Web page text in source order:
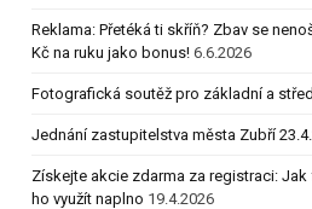
Reklama: Přetéká ti skříň? Zbav se
Kč na ruku jako bonus! 6.6.2026
Fotografická soutěž pro základní a
Jednání zastupitelstva města Zubří
Získejte akcie zdarma za registraci:
ho využít naplno 19.4.2026